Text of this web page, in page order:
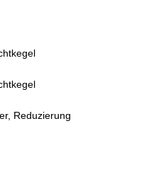
Reduzierung